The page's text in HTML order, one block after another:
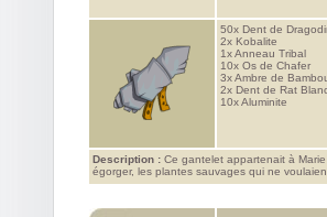
50x Dent de
2x Kobalite
1xAnneau Tribal
10x Os de Chafer
3xAmbre de
2x Dent de Rat
10xAluminite
Description : Ce gantelet appartenait à
égorger, les plantes sauvages qui ne